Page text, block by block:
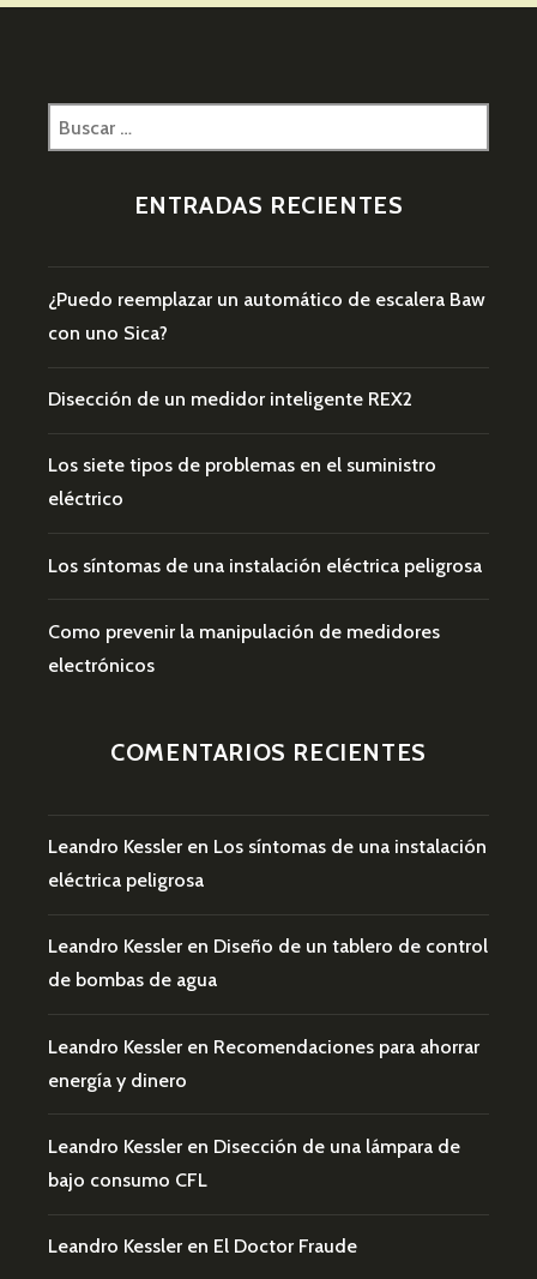
Buscar:
ENTRADAS RECIENTES
¿Puedo reemplazar un automático de escalera Baw
con uno Sica?
Disección de un medidor inteligente REX2
Los siete tipos de problemas en el suministro
eléctrico
Los síntomas de una instalación eléctrica peligrosa
Como prevenir la manipulación de medidores
electrónicos
COMENTARIOS RECIENTES
Leandro Kessler en Los síntomas de una instalación
eléctrica peligrosa
Leandro Kessler en Diseño de un tablero de control
de bombas de agua
Leandro Kessler en Recomendaciones para ahorrar
energía y dinero
Leandro Kessler en Disección de una lámpara de
bajo consumo CFL
Leandro Kessler en El Doctor Fraude